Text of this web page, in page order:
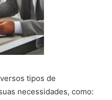
tipos de
necessidades, como: